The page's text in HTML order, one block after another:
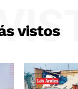
vistos